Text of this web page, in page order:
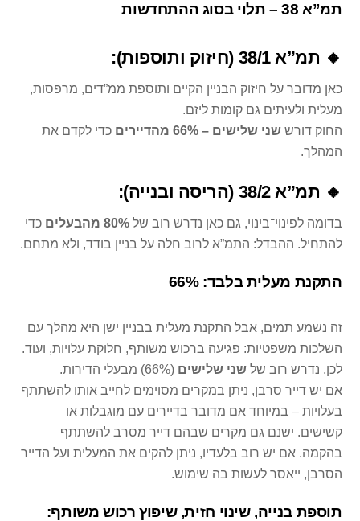
תמ”א 38 – תלוי בסוג ההתחדשות
🔸 תמ”א 38/1 (חיזוק ותוספות):
כאן מדובר על חיזוק הבניין הקיים ותוספת ממ”דים, מרפסות,
מעלית ולעיתים גם קומות ליזם.
החוק דורששני שלישים – 66% מהדיירים
כדי לקדם את
המהלך.
🔸 תמ”א 38/2 (הריסה ובנייה):
בדומה לפינוי־בינוי, גם כאן נדרש רוב של80% מהבעלים
כדי
להתחיל. ההבדל: התמ”א לרוב חלה על בניין בודד, ולא מתחם.
התקנת מעלית בלבד: 66%
זה נשמע תמים, אבל התקנת מעלית בבניין ישן היא מהלך עם
השלכות משפטיות: פגיעה ברכוש משותף, חלוקת עלויות, ועוד.
לכן, נדרש רוב שלשני שלישים (66%) מבעלי הדירות.
אם יש דייר סרבן, ניתן במקרים מסוימים לחייב אותו להשתתף
בעלויות – במיוחד אם מדובר בדיירים עם מוגבלות או
קשישים. ישנם גם מקרים שבהם דייר מסרב להשתתף
בהקמה. אם יש רוב בלעדיו, ניתן להקים את המעלית ועל הדייר
הסרבן, ייאסר לעשות בה שימוש.
תוספת בנייה, שינוי חזית, שיפוץ רכוש משותף: